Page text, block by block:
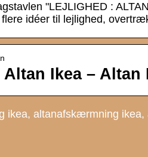
"LEJLIGHED :
idéer til lejlighed,
Ikea – Altan
ikea, altanafskærmning